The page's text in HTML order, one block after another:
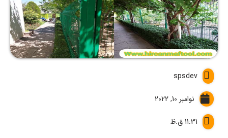
spsdev
نوامبر 10, 2022
11:31 ق.ظ